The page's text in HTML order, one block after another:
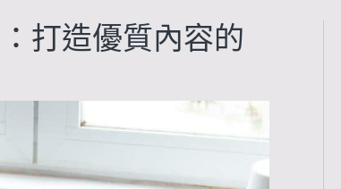
打造優質內容的